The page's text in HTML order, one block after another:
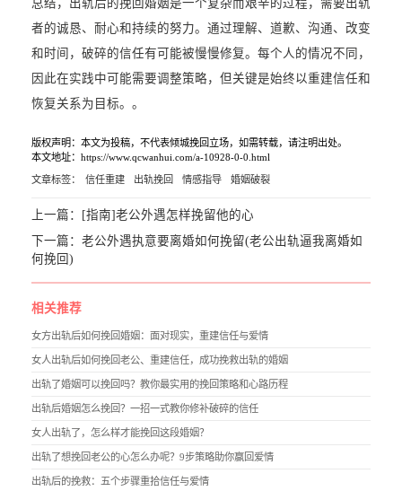
总结，出轨后的挽回婚姻是一个复杂而艰辛的过程，需要出轨
者的诚恳、耐心和持续的努力。通过理解、道歉、沟通、改变
和时间，破碎的信任有可能被慢慢修复。每个人的情况不同，
因此在实践中可能需要调整策略，但关键是始终以重建信任和
恢复关系为目标。。
版权声明：本文为投稿，不代表倾城挽回立场，如需转载，请注明出处。
本文地址：https://www.qcwanhui.com/a-10928-0-0.html
文章标签： 信任重建 出轨挽回 情感指导 婚姻破裂
上一篇：
[指南]老公外遇怎样挽留他的心
下一篇： 老公外遇执意要离婚如何挽留(老公出轨逼我离婚如
何挽回)
相关推荐
女方出轨后如何挽回婚姻：面对现实，重建信任与爱情
女人出轨后如何挽回老公、重建信任，成功挽救出轨的婚姻
出轨了婚姻可以挽回吗？教你最实用的挽回策略和心路历程
出轨后婚姻怎么挽回？一招一式教你修补破碎的信任
女人出轨了，怎么样才能挽回这段婚姻？
出轨了想挽回老公的心怎么办呢？9步策略助你赢回爱情
出轨后的挽救：五个步骤重拾信任与爱情